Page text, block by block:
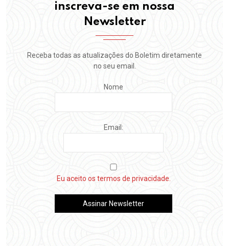
inscreva-se em nossa
Newsletter
Receba todas as atualizações do Boletim diretamente
no seu email.
Nome
Email:
Eu aceito os termos de privacidade.